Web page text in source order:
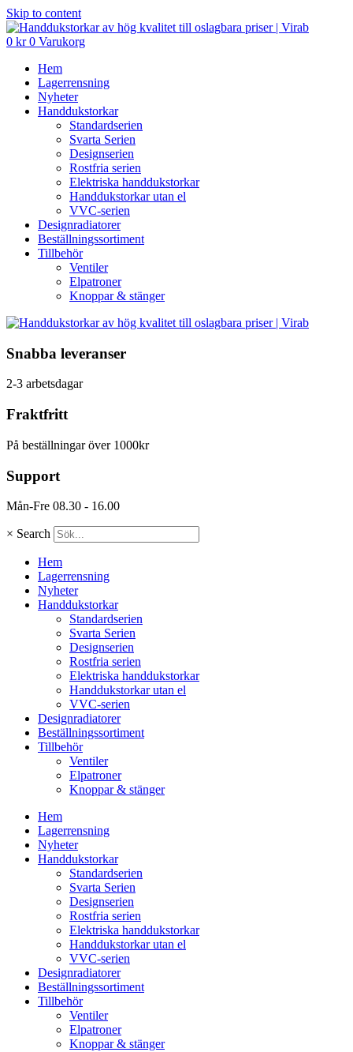
Skip to content
0 kr 0 Varukorg
Hem
Lagerrensning
Nyheter
Handdukstorkar
Standardserien
Svarta Serien
Designserien
Rostfria serien
Elektriska handdukstorkar
Handdukstorkar utan el
VVC-serien
Designradiatorer
Beställningssortiment
Tillbehör
Ventiler
Elpatroner
Knoppar & stänger
Snabba leveranser
2-3 arbetsdagar
Fraktfritt
På beställningar över 1000kr
Support
Mån-Fre 08.30 - 16.00
× Search
Hem
Lagerrensning
Nyheter
Handdukstorkar
Standardserien
Svarta Serien
Designserien
Rostfria serien
Elektriska handdukstorkar
Handdukstorkar utan el
VVC-serien
Designradiatorer
Beställningssortiment
Tillbehör
Ventiler
Elpatroner
Knoppar & stänger
Hem
Lagerrensning
Nyheter
Handdukstorkar
Standardserien
Svarta Serien
Designserien
Rostfria serien
Elektriska handdukstorkar
Handdukstorkar utan el
VVC-serien
Designradiatorer
Beställningssortiment
Tillbehör
Ventiler
Elpatroner
Knoppar & stänger